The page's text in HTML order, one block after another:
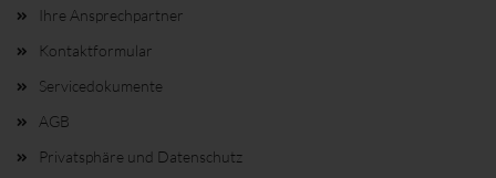
Ihre Ansprechpartner
Kontaktformular
Servicedokumente
AGB
Privatsphäre und Datenschutz